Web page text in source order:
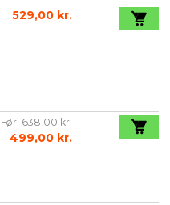
529,00 kr.
Før: 638,00 kr.
499,00 kr.